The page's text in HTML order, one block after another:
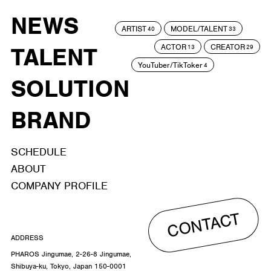
NEWS
TALENT
SOLUTION
BRAND
ARTIST40 MODEL/TALENT33
ACTOR 13 CREATOR29
YouTuber/TikToker4
SCHEDULE
ABOUT
COMPANY PROFILE
CONTACT
ADDRESS
PHAROS Jingumae, 2-26-8 Jingumae,
Shibuya-ku, Tokyo, Japan 150-0001